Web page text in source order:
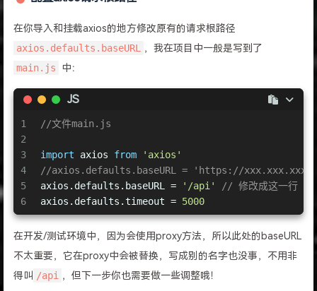
在你导入和挂载axios的地方修改原有的请求根路径
axios.defaults.baseURL ，我在项目中一般是写到了
main.js
中：
JS
1
2
3
4
5
6
//文件main.js
import axios from
'axios'
//axios.defaults.baseURL = 'https://xxx.xxx.xxx' //
axios.defaults.baseURL =
'/api'
// 修改成这一行
axios.defaults.timeout = 5000
在开发/测试环境中，因为会使用proxy方法，所以此处的baseURL
不太重要，它在proxy中会被替换，写成别的名字也没事，不用非
得叫 /api ，但下一步你也需要做一些调整哦！